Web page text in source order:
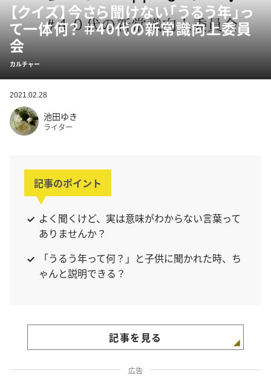
【クイズ】今さら聞けない「うるう年」っ
て一体何？ ＃40代の新常識向上委員
会
カルチャー
2021.02.28
池田ゆき
ライター
記事のポイント
よく聞くけど、実は意味がわからない言葉って
ありませんか？
「うるう年って何？」と子供に聞かれた時、ち
ゃんと説明できる？
記事を見る
広告